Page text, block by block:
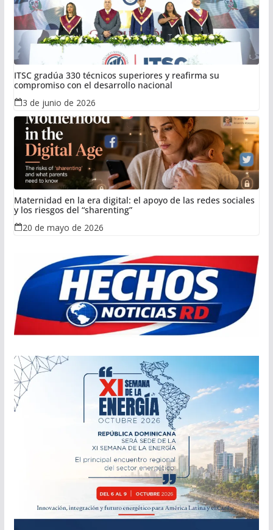
ITSC gradúa 330 técnicos superiores y reafirma su
compromiso con el desarrollo nacional
3 de junio de 2026
Maternidad en la era digital: el apoyo de las redes sociales
y los riesgos del “sharenting”
20 de mayo de 2026